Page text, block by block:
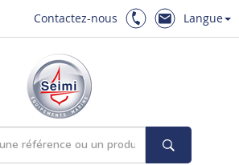
Contactez-nous Langue